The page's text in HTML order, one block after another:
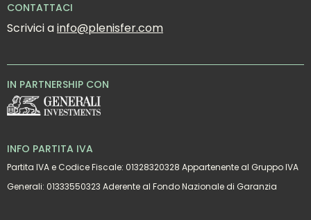
CONTATTACI
Scrivici a info@plenisfer.com
IN PARTNERSHIP CON
INFO PARTITA IVA
Partita IVA e Codice Fiscale: 01328320328 Appartenente al Gruppo IVA
Generali: 01333550323 Aderente al Fondo Nazionale di Garanzia